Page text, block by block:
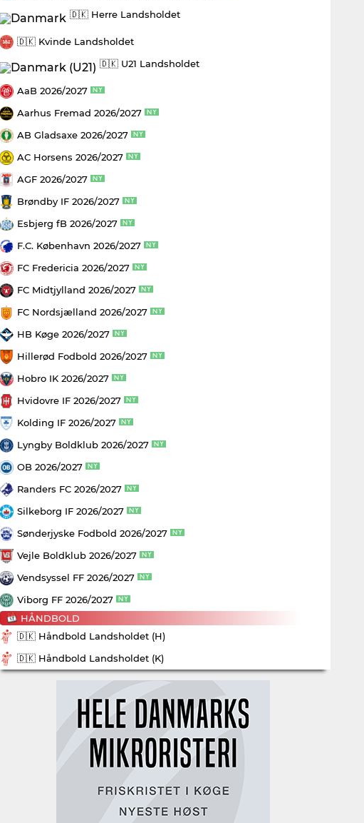
🇩🇰 Herre Landsholdet
🇩🇰 Kvinde Landsholdet
🇩🇰 U21 Landsholdet
AaB 2026/2027
Aarhus Fremad 2026/2027
AB Gladsaxe 2026/2027
AC Horsens 2026/2027
AGF 2026/2027
Brøndby IF 2026/2027
Esbjerg fB 2026/2027
F.C. København 2026/2027
FC Fredericia 2026/2027
FC Midtjylland 2026/2027
FC Nordsjælland 2026/2027
HB Køge 2026/2027
Hillerød Fodbold 2026/2027
Hobro IK 2026/2027
Hvidovre IF 2026/2027
Kolding IF 2026/2027
Lyngby Boldklub 2026/2027
OB 2026/2027
Randers FC 2026/2027
Silkeborg IF 2026/2027
Sønderjyske Fodbold 2026/2027
Vejle Boldklub 2026/2027
Vendsyssel FF 2026/2027
Viborg FF 2026/2027
HÅNDBOLD
🇩🇰 Håndbold Landsholdet (H)
🇩🇰 Håndbold Landsholdet (K)